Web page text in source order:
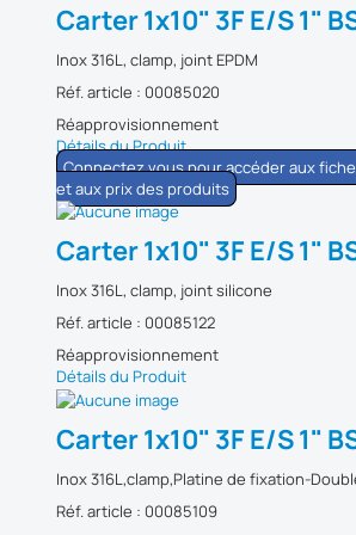
Carter 1x10" 3F E/S 1"
Inox 316L, clamp, joint EPDM
Réf. article : 00085020
Réapprovisionnement
Détails du Produit
Connectez vous pour accéder aux
et aux prix des produits
Carter 1x10" 3F E/S 1"
Inox 316L, clamp, joint silicone
Réf. article : 00085122
Réapprovisionnement
Détails du Produit
Carter 1x10" 3F E/S 1"
Inox 316L,clamp,Platine de fixation-
Réf. article : 00085109